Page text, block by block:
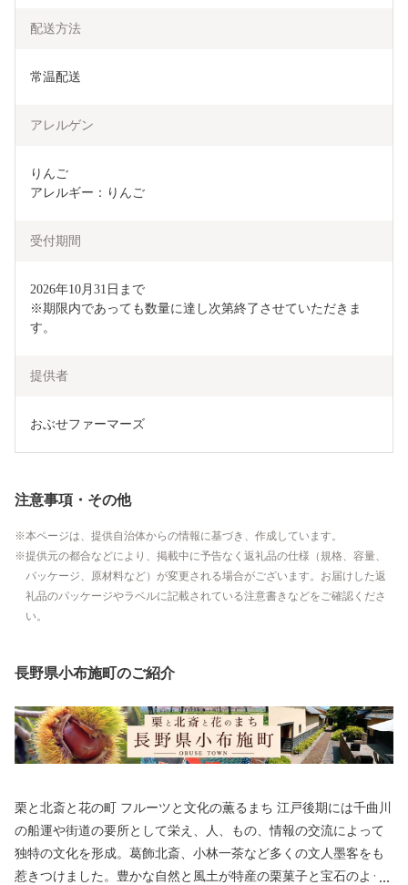
配送方法
常温配送
アレルゲン
りんご
アレルギー：りんご
受付期間
2026年10月31日まで
※期限内であっても数量に達し次第終了させていただきま
す。
提供者
おぶせファーマーズ
注意事項・その他
本ページは、提供自治体からの情報に基づき、作成しています。
提供元の都合などにより、掲載中に予告なく返礼品の仕様（規格、容量、
パッケージ、原材料など）が変更される場合がございます。お届けした返
礼品のパッケージやラベルに記載されている注意書きなどをご確認くださ
い。
長野県小布施町のご紹介
栗と北斎と花の町 フルーツと文化の薫るまち 江戸後期には千曲川
の船運や街道の要所として栄え、人、もの、情報の交流によって
独特の文化を形成。葛飾北斎、小林一茶など多くの文人墨客をも
惹きつけました。豊かな自然と風土が特産の栗菓子と宝石のよう